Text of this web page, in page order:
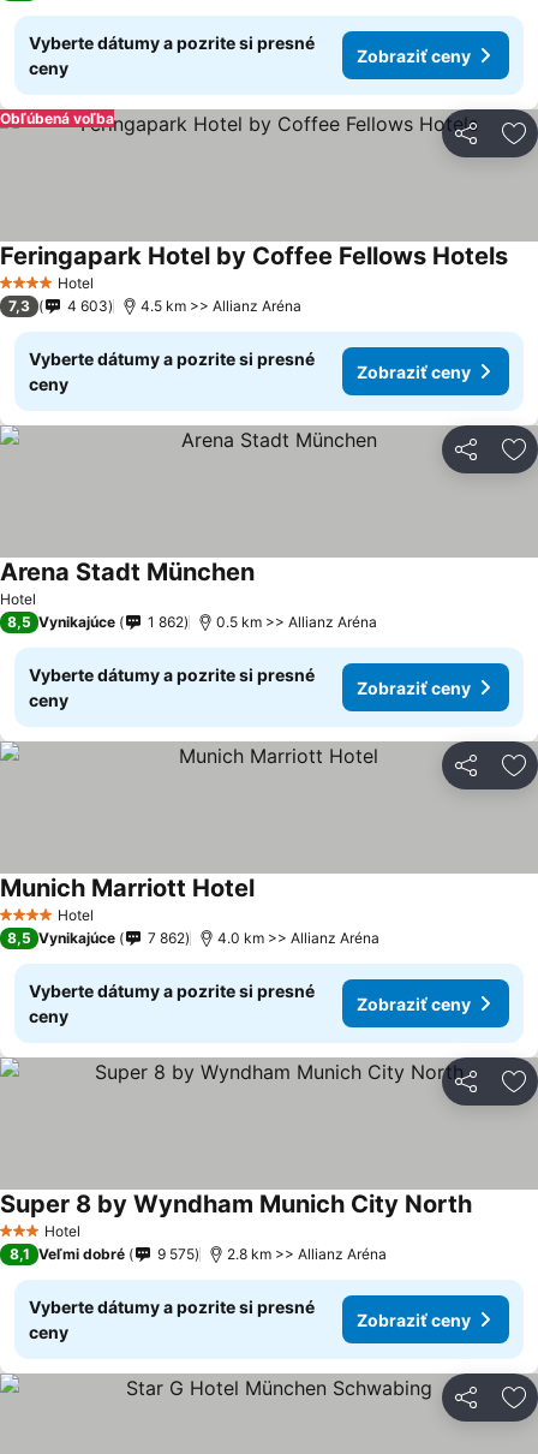
Vyberte dátumy a pozrite si presné
ceny
Zobraziť ceny
Zdieľať
Obľúbená voľba
4 Počet hviezdičiek
Hotel
Feringapark Hotel by Coffee Fellows Hotels
7,3 4 603 4.5 km >> Allianz Aréna
Vyberte dátumy a pozrite si presné
ceny
Zobraziť ceny
Zdieľať
Hotel
Arena Stadt München
8,5 Vynikajúce 1 862 0.5 km >> Allianz Aréna
Vyberte dátumy a pozrite si presné
ceny
Zobraziť ceny
Zdieľať
4 Počet hviezdičiek
Hotel
Munich Marriott Hotel
8,5 Vynikajúce 7 862 4.0 km >> Allianz Aréna
Vyberte dátumy a pozrite si presné
ceny
Zobraziť ceny
Zdieľať
3 Počet hviezdičiek
Hotel
Super 8 by Wyndham Munich City North
8,1 Veľmi dobré 9 575 2.8 km >> Allianz Aréna
Vyberte dátumy a pozrite si presné
ceny
Zobraziť ceny
Zdieľať